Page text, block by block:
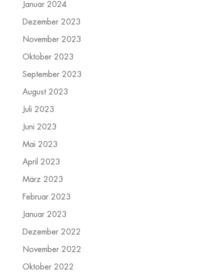
Januar 2024
Dezember 2023
November 2023
Oktober 2023
September 2023
August 2023
Juli 2023
Juni 2023
Mai 2023
April 2023
März 2023
Februar 2023
Januar 2023
Dezember 2022
November 2022
Oktober 2022